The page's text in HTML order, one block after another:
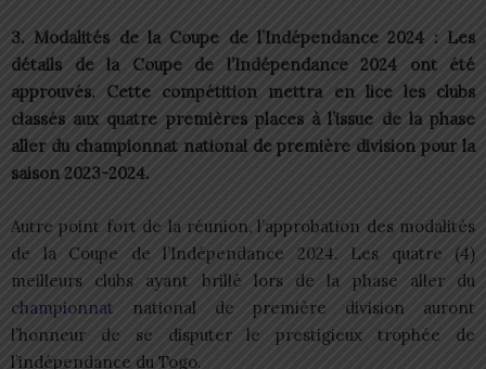
3. Modalités de la Coupe de l’Indépendance 2024 : Les
détails de la Coupe de l’Indépendance 2024 ont été
approuvés. Cette compétition mettra en lice les clubs
classés aux quatre premières places à l’issue de la phase
aller du championnat national de première division pour la
saison 2023-2024.
Autre point fort de la réunion, l’approbation des modalités
de la Coupe de l’Indépendance 2024. Les quatre (4)
meilleurs clubs ayant brillé lors de la phase aller du
championnat national de première division auront
l’honneur de se disputer le prestigieux trophée de
l’indépendance du Togo.